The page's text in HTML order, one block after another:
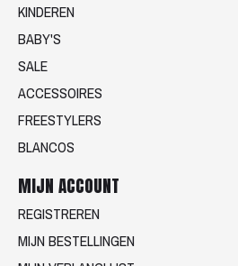
KINDEREN
BABY'S
SALE
ACCESSOIRES
FREESTYLERS
BLANCOS
MIJN ACCOUNT
REGISTREREN
MIJN BESTELLINGEN